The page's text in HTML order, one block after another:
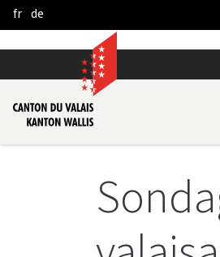
Skip to Main Content
fr de